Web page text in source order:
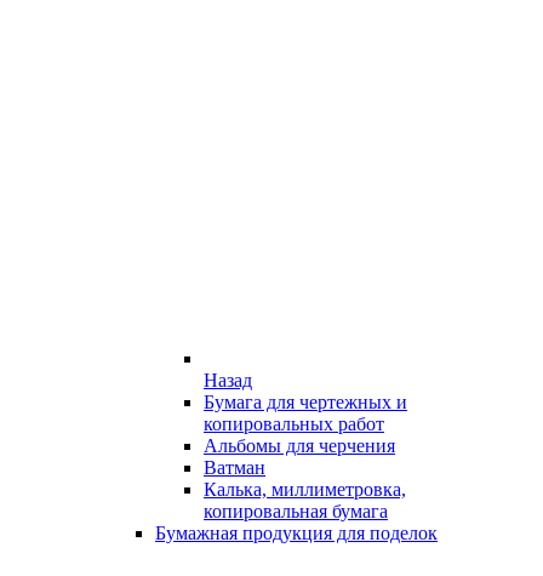
Назад
Бумага для чертежных и
копировальных работ
Альбомы для черчения
Ватман
Калька, миллиметровка,
копировальная бумага
Бумажная продукция для поделок